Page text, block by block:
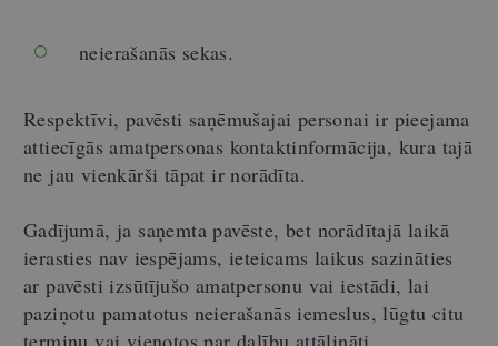
neierašanās sekas.
Respektīvi, pavēsti saņēmušajai personai ir pieejama
attiecīgās amatpersonas kontaktinformācija, kura tajā
ne jau vienkārši tāpat ir norādīta.
Gadījumā, ja saņemta pavēste, bet norādītajā laikā
ierasties nav iespējams, ieteicams laikus sazināties
ar pavēsti izsūtījušo amatpersonu vai iestādi, lai
paziņotu pamatotus neierašanās iemeslus, lūgtu citu
termiņu vai vienotos par dalību attālināti.